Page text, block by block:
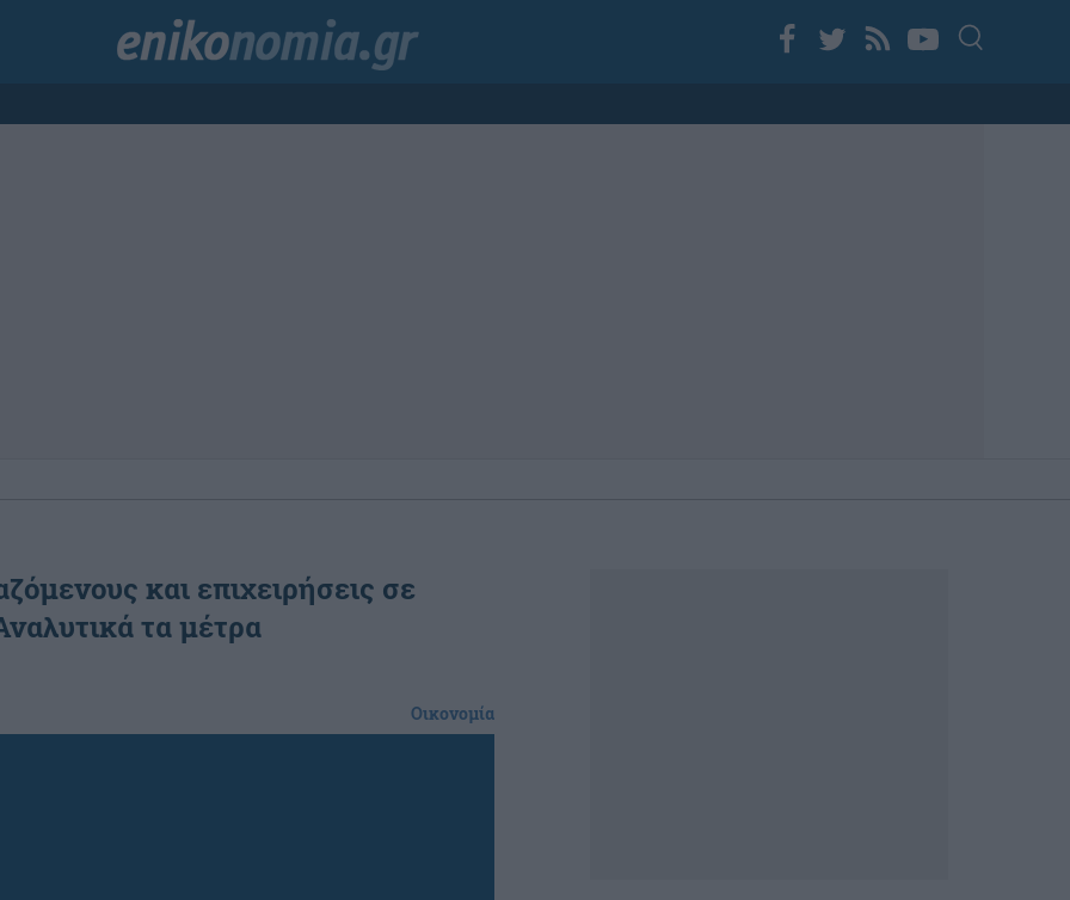
και επιχειρήσεις σε
τα μέτρα
Οικονομία